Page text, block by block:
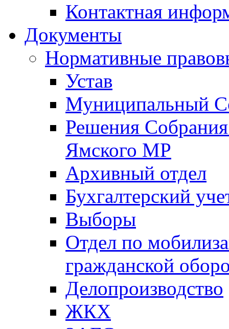
Контактная
Документы
Нормативные
Устав
Муниципальный
Решения
Ямского МР
Архивный отдел
Бухгалтерский
Выборы
Отдел по
гражданской
Делопроизводство
ЖКХ